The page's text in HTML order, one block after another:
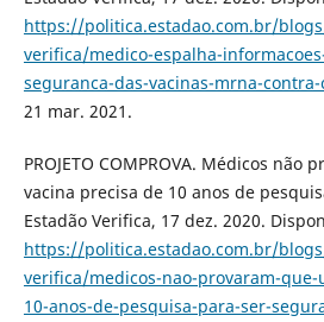
https://politica.estadao.com.br/
verifica/medico-espalha-
seguranca-das-vacinas-mrna-
21 mar. 2021.
PROJETO COMPROVA. Médicos não
vacina precisa de 10 anos de
Estadão Verifica, 17 dez. 2020.
https://politica.estadao.com.br/
verifica/medicos-nao-provaram-que-
10-anos-de-pesquisa-para-ser-